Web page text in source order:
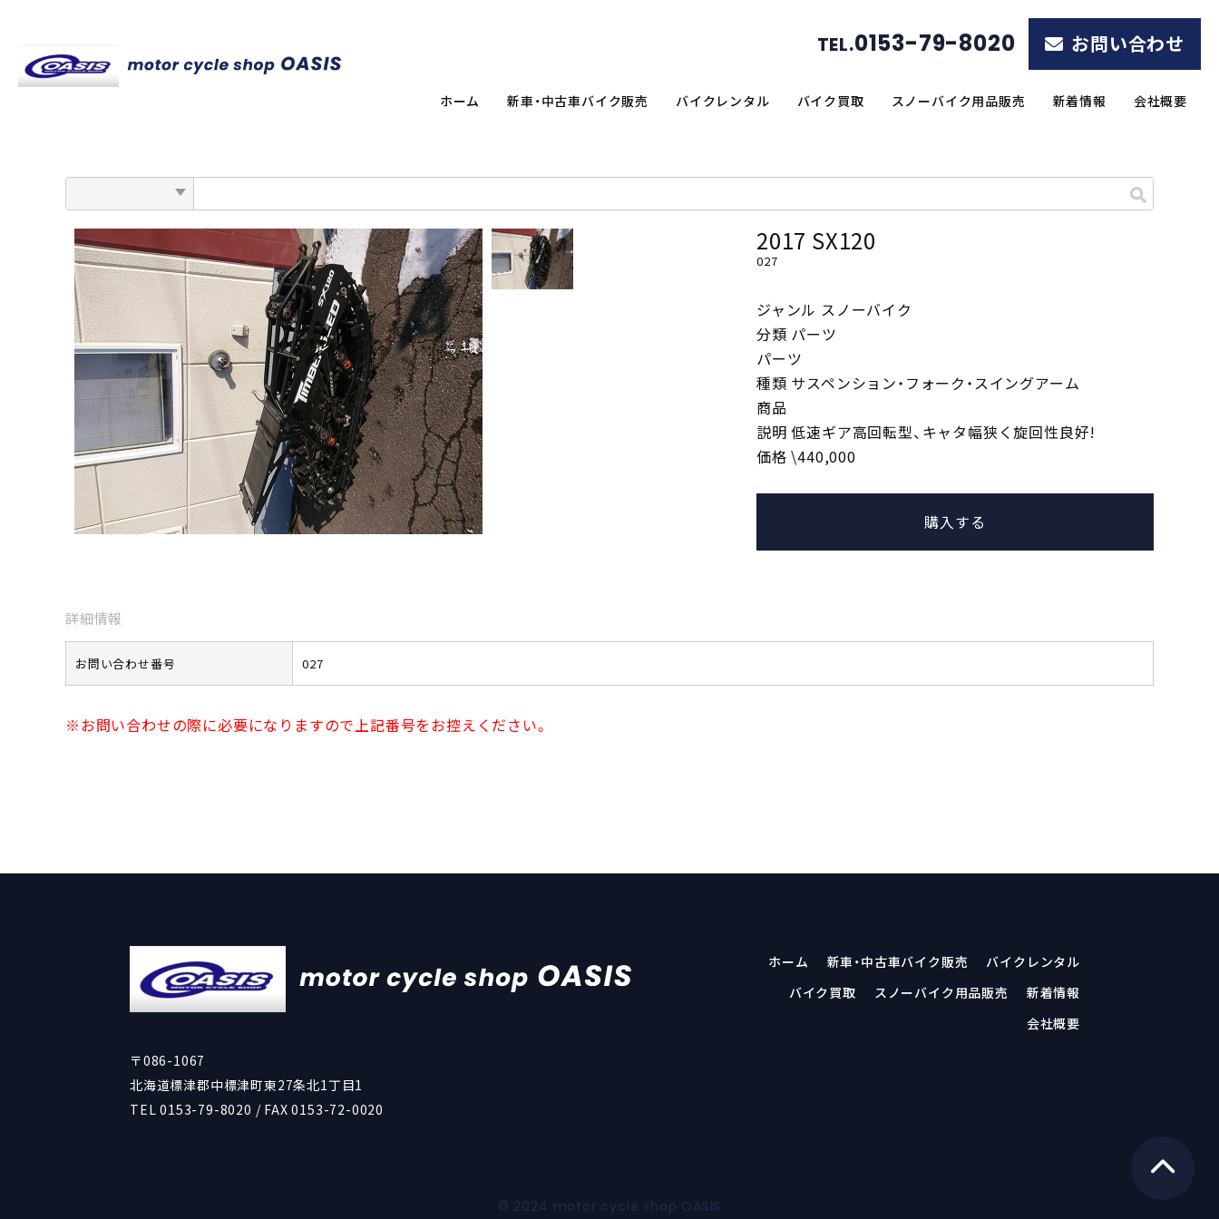
ホーム 新車・中古車バイク販売 バイクレンタル バイク買取 スノーバイク用品販売 新着情報 会社概要
TEL.0153-79-8020 お問い合わせ
2017 SX120
027
ジャンル スノーバイク
分類 パーツ
パーツ
種類 サスペンション・フォーク・スイングアーム
商品
説明 低速ギア高回転型、キャタ幅狭く旋回性良好!
価格 \440,000
購入する
詳細情報
お問い合わせ番号 027
※お問い合わせの際に必要になりますので上記番号をお控えください。
〒086-1067
北海道標津郡中標津町東27条北1丁目1
TEL 0153-79-8020 / FAX 0153-72-0020
ホーム 新車・中古車バイク販売
バイクレンタル
バイク買取
スノーバイク用品販売
新着情報
会社概要
© 2024 motor cycle shop OASIS